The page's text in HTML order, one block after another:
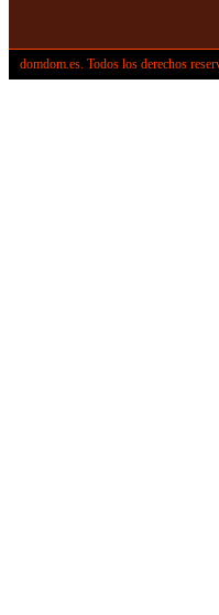
domdom.es. Todos los derechos